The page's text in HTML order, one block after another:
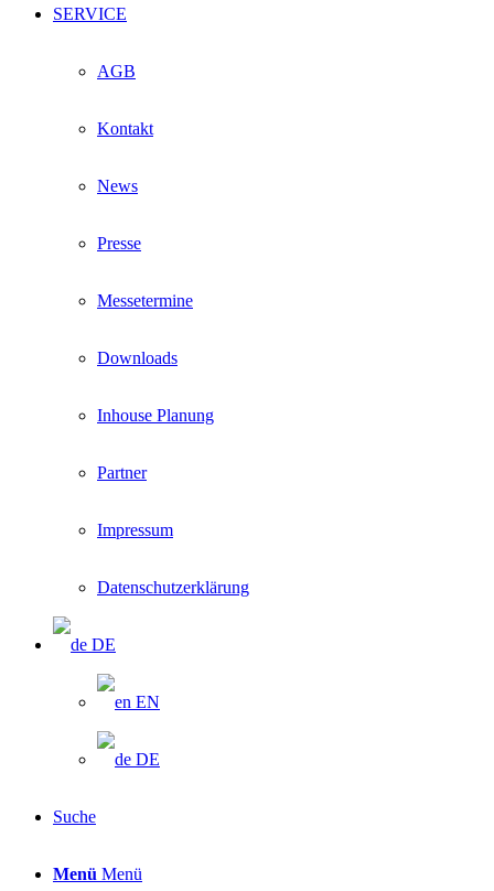
SERVICE
AGB
Kontakt
News
Presse
Messetermine
Downloads
Inhouse Planung
Partner
Impressum
Datenschutzerklärung
DE
EN
DE
Suche
Menü Menü